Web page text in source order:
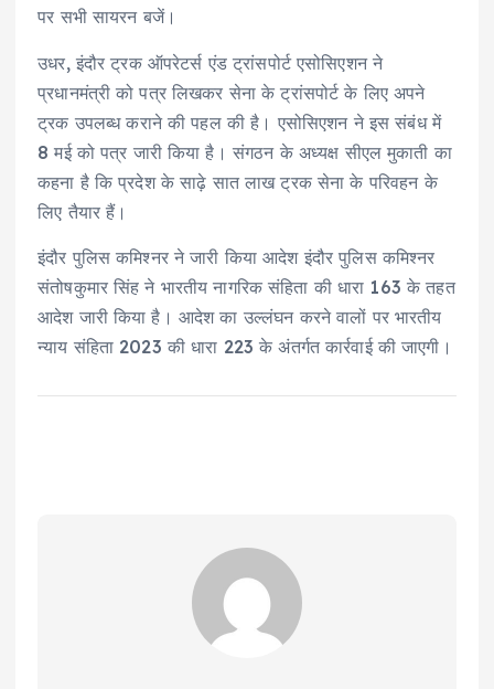
पर सभी सायरन बजें।
उधर, इंदौर ट्रक ऑपरेटर्स एंड ट्रांसपोर्ट एसोसिएशन ने
प्रधानमंत्री को पत्र लिखकर सेना के ट्रांसपोर्ट के लिए अपने
ट्रक उपलब्ध कराने की पहल की है। एसोसिएशन ने इस संबंध में
8 मई को पत्र जारी किया है। संगठन के अध्यक्ष सीएल मुकाती का
कहना है कि प्रदेश के साढ़े सात लाख ट्रक सेना के परिवहन के
लिए तैयार हैं।
इंदौर पुलिस कमिश्नर ने जारी किया आदेश इंदौर पुलिस कमिश्नर
संतोषकुमार सिंह ने भारतीय नागरिक संहिता की धारा 163 के तहत
आदेश जारी किया है। आदेश का उल्लंघन करने वालों पर भारतीय
न्याय संहिता 2023 की धारा 223 के अंतर्गत कार्रवाई की जाएगी।